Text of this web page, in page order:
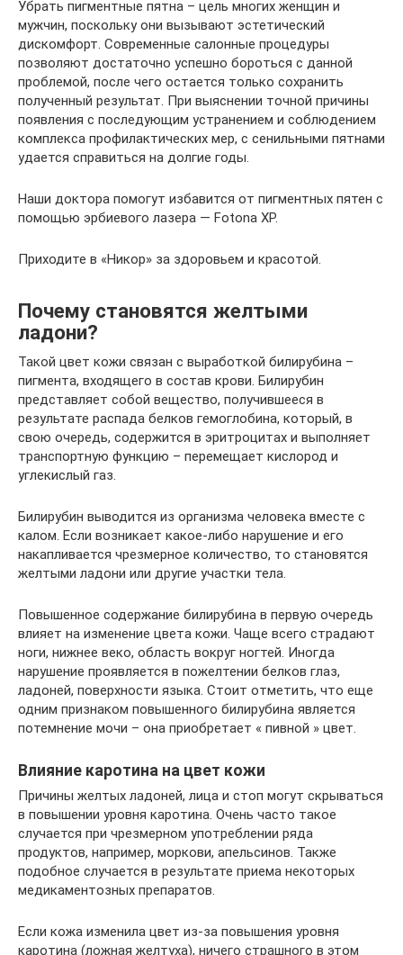
Убрать пигментные пятна – цель многих женщин и
мужчин, поскольку они вызывают эстетический
дискомфорт. Современные салонные процедуры
позволяют достаточно успешно бороться с данной
проблемой, после чего остается только сохранить
полученный результат. При выяснении точной причины
появления с последующим устранением и соблюдением
комплекса профилактических мер, с сенильными пятнами
удается справиться на долгие годы.
Наши доктора помогут избавится от пигментных пятен с
помощью эрбиевого лазера — Fotona XP.
Приходите в «Никор» за здоровьем и красотой.
Почему становятся желтыми
ладони?
Такой цвет кожи связан с выработкой билирубина –
пигмента, входящего в состав крови. Билирубин
представляет собой вещество, получившееся в
результате распада белков гемоглобина, который, в
свою очередь, содержится в эритроцитах и выполняет
транспортную функцию – перемещает кислород и
углекислый газ.
Билирубин выводится из организма человека вместе с
калом. Если возникает какое-либо нарушение и его
накапливается чрезмерное количество, то становятся
желтыми ладони или другие участки тела.
Повышенное содержание билирубина в первую очередь
влияет на изменение цвета кожи. Чаще всего страдают
ноги, нижнее веко, область вокруг ногтей. Иногда
нарушение проявляется в пожелтении белков глаз,
ладоней, поверхности языка. Стоит отметить, что еще
одним признаком повышенного билирубина является
потемнение мочи – она приобретает « пивной » цвет.
Влияние каротина на цвет кожи
Причины желтых ладоней, лица и стоп могут скрываться
в повышении уровня каротина. Очень часто такое
случается при чрезмерном употреблении ряда
продуктов, например, моркови, апельсинов. Также
подобное случается в результате приема некоторых
медикаментозных препаратов.
Если кожа изменила цвет из-за повышения уровня
каротина (ложная желтуха), ничего страшного в этом